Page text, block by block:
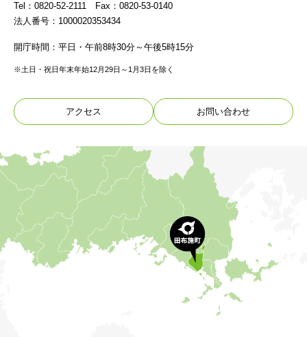
Tel：0820-52-2111 Fax：0820-53-0140
法人番号：1000020353434
開庁時間：平日・午前8時30分～午後5時15分
※土日・祝日年末年始12月29日～1月3日を除く
アクセス お問い合わせ